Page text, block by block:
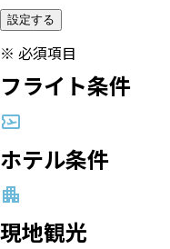
設定する
※ 必須項目
フライト条件
ホテル条件
現地観光